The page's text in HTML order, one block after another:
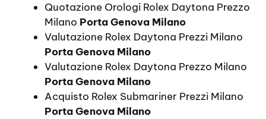
Quotazione Orologi Rolex Daytona Prezzo
Milano Porta Genova Milano
Valutazione Rolex Daytona Prezzi Milano
Porta Genova Milano
Valutazione Rolex Daytona Prezzo Milano
Porta Genova Milano
Acquisto Rolex Submariner Prezzi Milano
Porta Genova Milano